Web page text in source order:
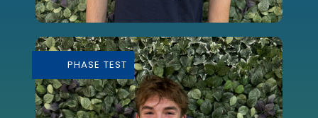
artistique
En savoir plus
PHASE TEST